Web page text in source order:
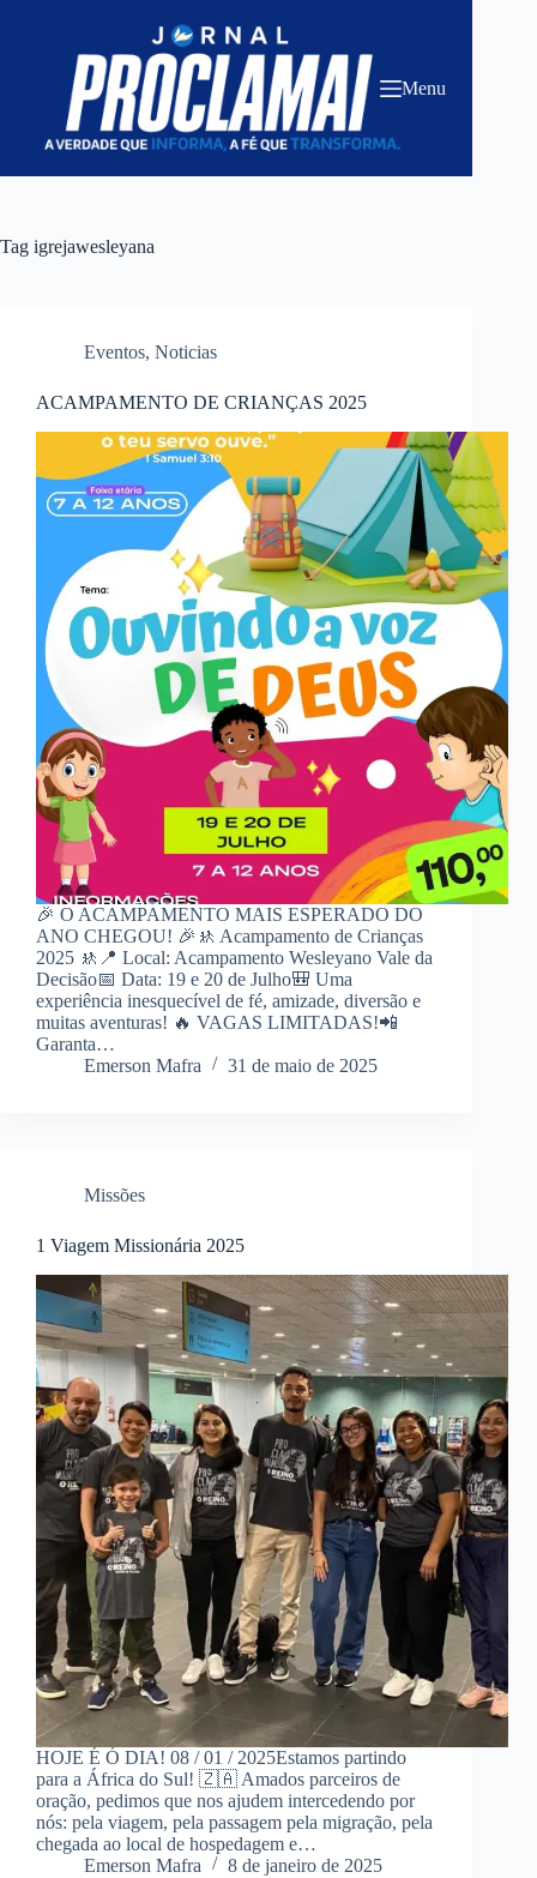
Menu
Tag igrejawesleyana
Eventos, Noticias
ACAMPAMENTO DE CRIANÇAS 2025
🎉 O ACAMPAMENTO MAIS ESPERADO DO
ANO CHEGOU! 🎉🚸 Acampamento de Crianças
2025 🚸📍 Local: Acampamento Wesleyano Vale da
Decisão📅 Data: 19 e 20 de Julho🎒 Uma
experiência inesquecível de fé, amizade, diversão e
muitas aventuras! 🔥 VAGAS LIMITADAS!📲
Garanta…
Emerson Mafra
31 de maio de 2025
Missões
1 Viagem Missionária 2025
HOJE É Ó DIA! 08 / 01 / 2025Estamos partindo
para a África do Sul! 🇿🇦 Amados parceiros de
oração, pedimos que nos ajudem intercedendo por
nós: pela viagem, pela passagem pela migração, pela
chegada ao local de hospedagem e…
Emerson Mafra
8 de janeiro de 2025